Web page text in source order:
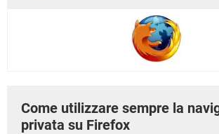
Come utilizzare sempre la
privata su Firefox